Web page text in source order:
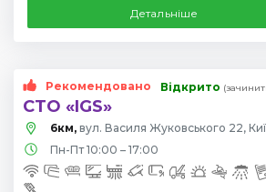
Детальніше
Рекомендовано
СТО «IGS»
Відкрито
6км, вул. Василя Жуковського 22,
Пн-Пт 10:00 – 17:00